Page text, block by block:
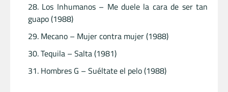
Los Inhumanos – Me duele la cara de ser tan
guapo (1988)
Mecano – Mujer contra mujer (1988)
Tequila – Salta (1981)
Hombres G – Suéltate el pelo (1988)